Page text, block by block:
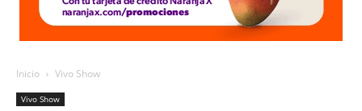
Inicio Vivo Show
Vivo Show